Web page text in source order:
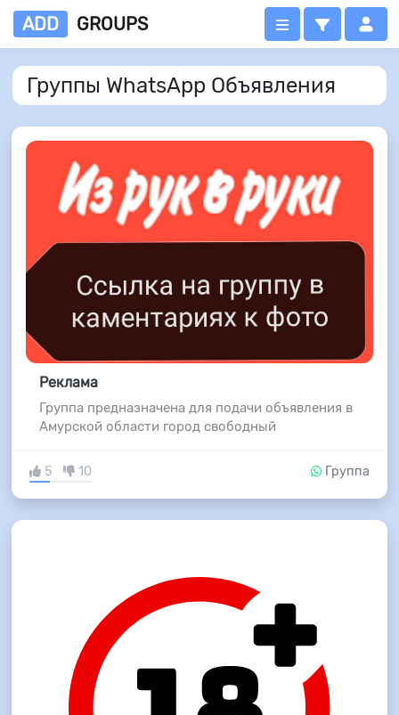
ADD GROUPS
Группы WhatsApp Объявления
Реклама
Группа предназначена для подачи объявления в
Амурской области город свободный
5 10 Группа